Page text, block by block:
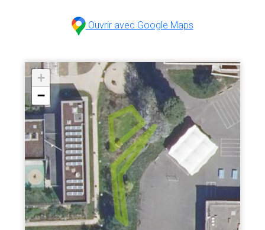
Ouvrir avec Google Maps
+
−